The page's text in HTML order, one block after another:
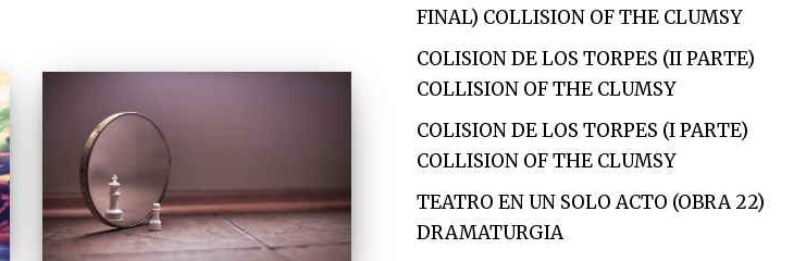
FINAL) COLLISION OF THE CLUMSY
COLISION DE LOS TORPES (II PARTE)
COLLISION OF THE CLUMSY
COLISION DE LOS TORPES (I PARTE)
COLLISION OF THE CLUMSY
TEATRO EN UN SOLO ACTO (OBRA 22)
DRAMATURGIA